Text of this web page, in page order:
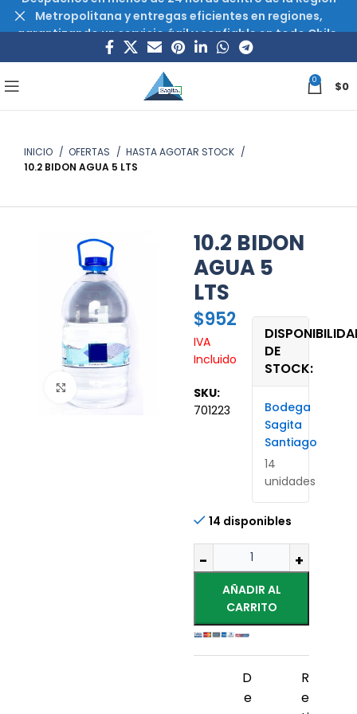
0 $0
INICIO OFERTAS
HASTA AGOTAR STOCK
10.2 BIDON AGUA 5 LTS
Haz clic para ampliar
10.2 BIDON
AGUA 5
LTS
$952
IVA
Incluido
SKU:
701223
DE
STOCK:
Bodega
Sagita
Santiago
14
unidades
14 disponibles
AÑADIR AL
CARRITO
D
e
R
e
Metropolitana y entregas eficientes en regiones,
garantizando un servicio ágil y confiable en todo Chile.